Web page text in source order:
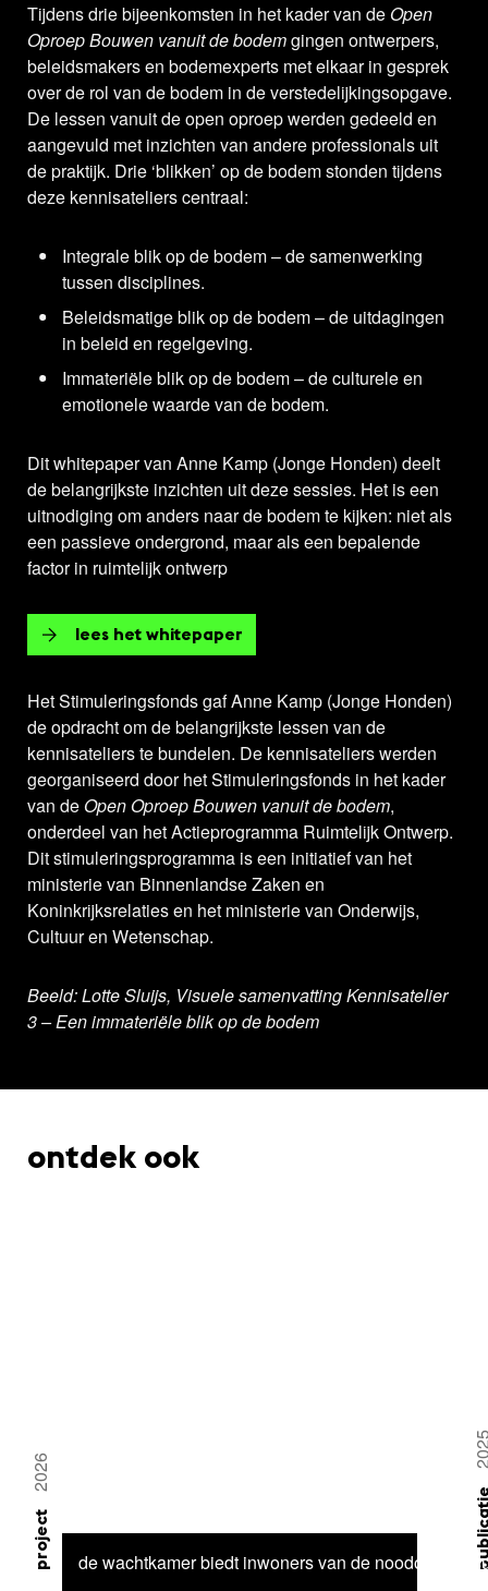
Tijdens drie bijeenkomsten in het kader van de Open
Oproep Bouwen vanuit de bodemgingen ontwerpers,
beleidsmakers en bodemexperts met elkaar in gesprek
over de rol van de bodem in de verstedelijkingsopgave.
De lessen vanuit de open oproep werden gedeeld en
aangevuld met inzichten van andere professionals uit
de praktijk. Drie ‘blikken’ op de bodem stonden tijdens
deze kennisateliers centraal:
Integrale blik op de bodem – de samenwerking
tussen disciplines.
Beleidsmatige blik op de bodem – de uitdagingen
in beleid en regelgeving.
Immateriële blik op de bodem – de culturele en
emotionele waarde van de bodem.
Dit whitepaper van Anne Kamp (Jonge Honden) deelt
de belangrijkste inzichten uit deze sessies. Het is een
uitnodiging om anders naar de bodem te kijken: niet als
een passieve ondergrond, maar als een bepalende
factor in ruimtelijk ontwerp
lees het whitepaper
Het Stimuleringsfonds gaf Anne Kamp (Jonge Honden)
de opdracht om de belangrijkste lessen van de
kennisateliers te bundelen. De kennisateliers werden
georganiseerd door het Stimuleringsfonds in het kader
van de Open Oproep Bouwen vanuit de bodem,
onderdeel van het Actieprogramma Ruimtelijk Ontwerp.
Dit stimuleringsprogramma is een initiatief van het
ministerie van Binnenlandse Zaken en
Koninkrijksrelaties en het ministerie van Onderwijs,
Cultuur en Wetenschap.
Beeld: Lotte Sluijs, Visuele samenvatting Kennisatelier
3 – Een immateriële blik op de bodem
ontdek ook
de wachtkamer biedt inwoners van de noodopvang
project
2026